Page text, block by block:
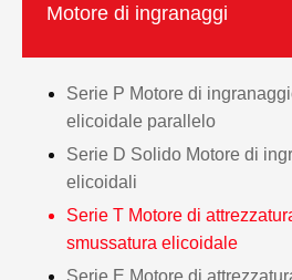
Motore di ingranaggi
Serie P Motore di
elicoidale parallelo
Serie D Solido Motore di
elicoidali
Serie T Motore di
smussatura elicoidale